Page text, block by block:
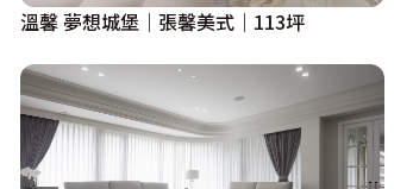
溫馨 夢想城堡｜張馨美式｜113坪